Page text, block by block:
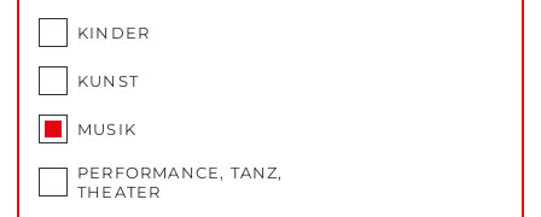
KINDER
KUNST
MUSIK
PERFORMANCE, TANZ,
THEATER